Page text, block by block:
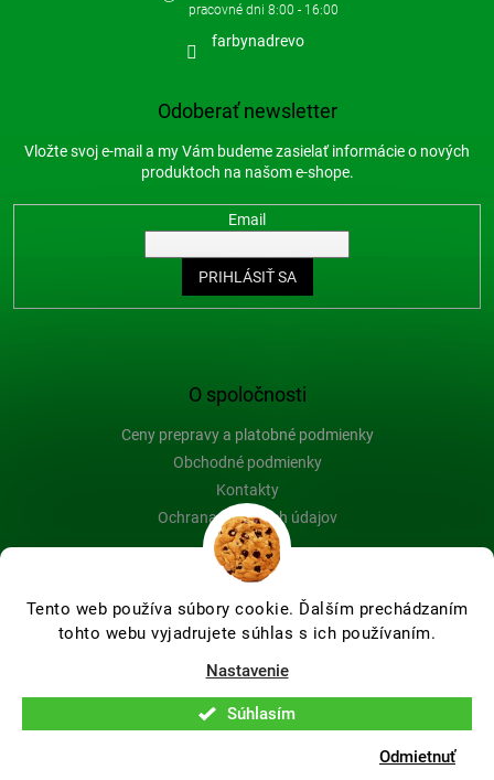
Tento web používa súbory cookie. Ďalším prechádzaním
tohto webu vyjadrujete súhlas s ich používaním.
Nastavenie
Odmietnuť
Súhlasím
O spoločnosti
Ceny prepravy a platobné podmienky
Obchodné podmienky
Kontakty
Ochrana osobných údajov
Blog
farbynadrevo
Odoberať newsletter
Vložte svoj e-mail a my Vám budeme zasielať informácie o nových
produktoch na našom e-shope.
Email
PRIHLÁSIŤ SA
Farby-na-drevo.sk. Všetky práva vyhradené.